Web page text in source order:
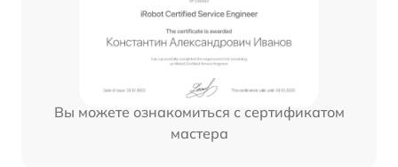
Вы можете ознакомиться с сертификатом
мастера